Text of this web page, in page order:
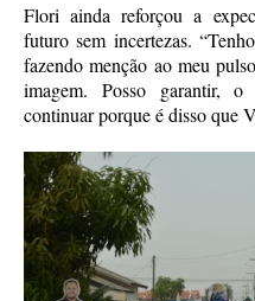
Flori ainda reforçou a
futuro sem incertezas.
fazendo menção ao meu
imagem. Posso garantir,
continuar porque é disso que